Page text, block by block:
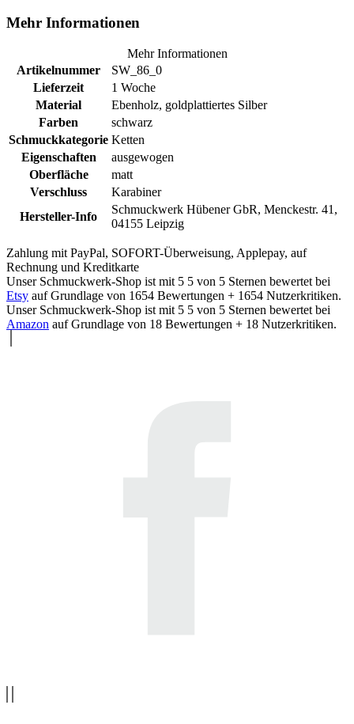
Mehr Informationen
Mehr Informationen
Artikelnummer
SW_86_0
Lieferzeit
1 Woche
Material
Ebenholz, goldplattiertes Silber
Farben
schwarz
Schmuckkategorie Ketten
Eigenschaften
ausgewogen
Oberfläche
matt
Verschluss
Karabiner
Hersteller-Info
Schmuckwerk Hübener GbR, Menckestr. 41,
04155 Leipzig
Zahlung mit PayPal, SOFORT-Überweisung, Applepay, auf
Rechnung und Kreditkarte
Unser Schmuckwerk-Shop ist mit 5 5 von 5 Sternen bewertet bei
Etsy auf Grundlage von 1654 Bewertungen + 1654 Nutzerkritiken.
Unser Schmuckwerk-Shop ist mit 5 5 von 5 Sternen bewertet bei
Amazon auf Grundlage von 18 Bewertungen + 18 Nutzerkritiken.